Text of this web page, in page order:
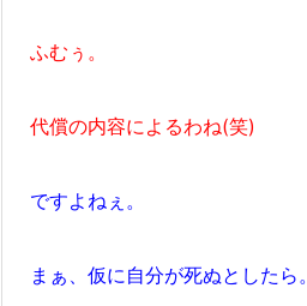
ふむぅ。
代償の内容によるわね(笑)
ですよねぇ。
まぁ、仮に自分が死ぬとしたら。